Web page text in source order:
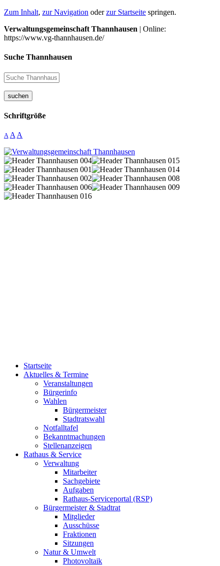
Zum Inhalt, zur Navigation oderzur Startseite springen.
Verwaltungsgemeinschaft Thannhausen | Online:
https://www.vg-thannhausen.de/
Suche Thannhausen
suchen
Schriftgröße
A A A
Startseite
Aktuelles & Termine
Veranstaltungen
Bürgerinfo
Wahlen
Bürgermeister
Stadtratswahl
Notfalltafel
Bekanntmachungen
Stellenanzeigen
Rathaus & Service
Verwaltung
Mitarbeiter
Sachgebiete
Aufgaben
Rathaus-Serviceportal (RSP)
Bürgermeister & Stadtrat
Mitglieder
Ausschüsse
Fraktionen
Sitzungen
Natur & Umwelt
Photovoltaik